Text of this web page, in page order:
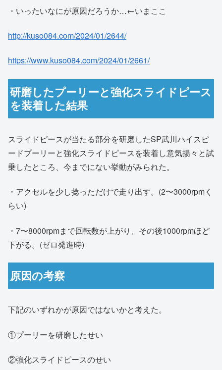
・いったいなにが原因だろうか…←いまここ
http://kuso084.com/2024/01/2644/
https://www.kuso084.com/2024/01/2661/
研磨したプーリーと強化スライドピース
を装着した結果
スライドピースが当たる部分を研磨したSP武川ハイスピ
ードプーリーと強化スライドピースを装着し意気揚々と試
乗したところ、今までにない挙動がみられた。
・アクセルを少し捻っただけで走り出す。(2〜3000rpmく
らい)
・7〜8000rpmまで回転数が上がり、その後1000rpmほど
下がる。(ゼロ発進時)
原因の考察
下記のいずれかが原因ではないかと考えた。
①プーリーを研磨したせい
②強化スライドピースのせい